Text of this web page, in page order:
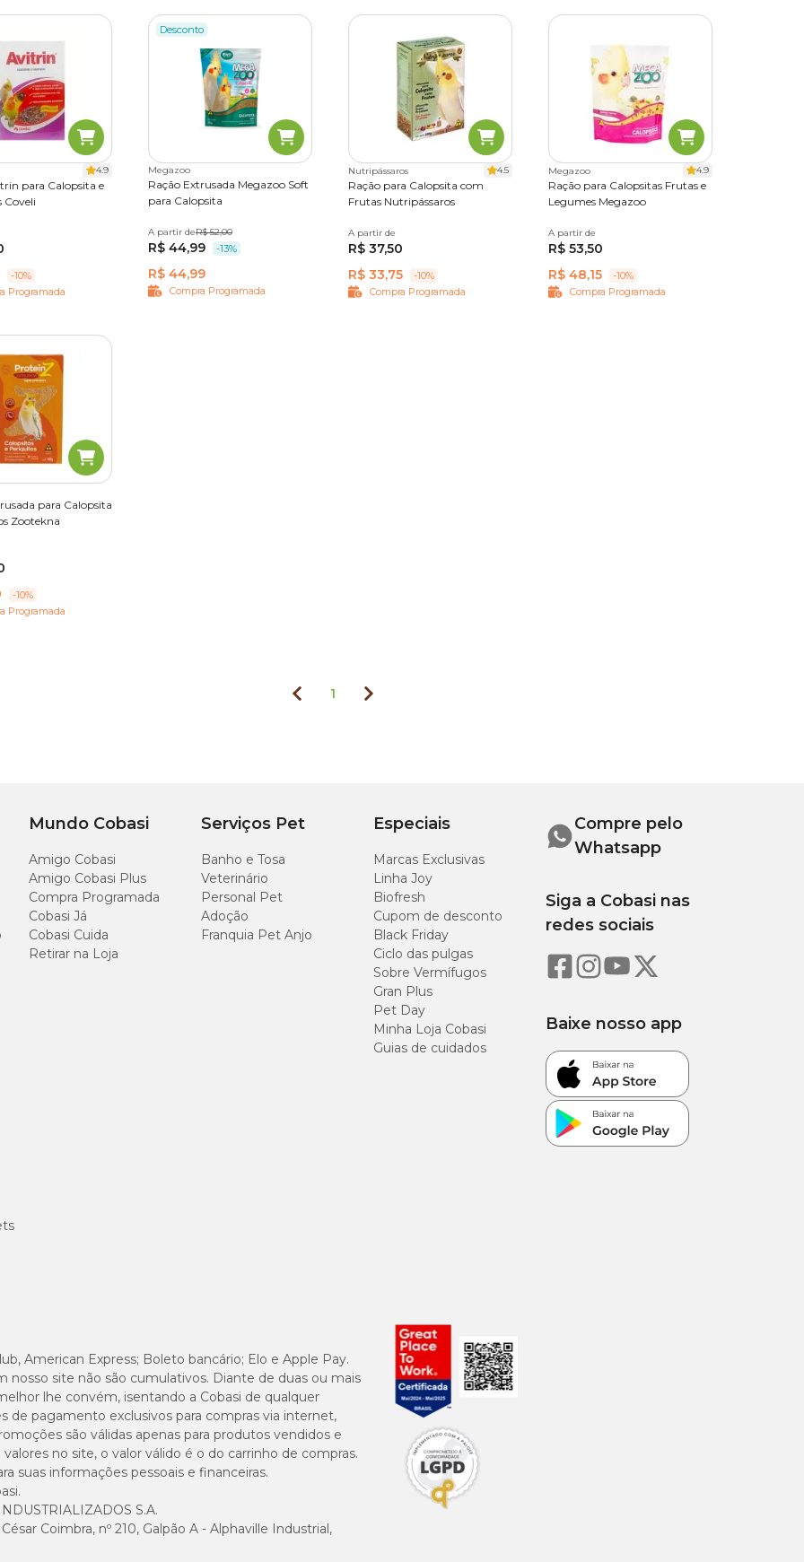
4.9
para Calopsita e
Coveli
-10%
Programada
Desconto
Megazoo
Ração Extrusada Megazoo Soft
para Calopsita
350 g
A partir deR$ 52,00
R$ 44,99 -13%
R$ 44,99
Compra Programada
Nutripássaros 4.5
Ração para Calopsita com
Frutas Nutripássaros
300 g
A partir de
R$ 37,50
R$ 33,75
-10%
Compra Programada
Megazoo 4.9
Ração para Calopsitas Frutas e
Legumes Megazoo
350g
A partir de
R$ 53,50
R$ 48,15
-10%
Compra Programada
para Calopsita
Zootekna
-10%
Programada
1
Mundo Cobasi
Amigo Cobasi
Amigo Cobasi Plus
Compra Programada
Cobasi Já
Cobasi Cuida
Retirar na Loja
Serviços Pet
Banho e Tosa
Veterinário
Personal Pet
Adoção
Franquia Pet Anjo
Especiais
Marcas Exclusivas
Linha Joy
Biofresh
Cupom de desconto
Black Friday
Ciclo das pulgas
Sobre Vermífugos
Gran Plus
Pet Day
Minha Loja Cobasi
Guias de cuidados
Compre pelo
Whatsapp
Siga a Cobasi nas
redes sociais
Baixe nosso app
American Express; Boleto bancário; Elo e Apple Pay.
nosso site não são cumulativos. Diante de duas ou mais
lhe convém, isentando a Cobasi de qualquer
de pagamento exclusivos para compras via internet,
são válidas apenas para produtos vendidos e
no site, o valor válido é o do carrinho de compras.
suas informações pessoais e financeiras.
S.A.
Coimbra, nº 210, Galpão A - Alphaville Industrial,